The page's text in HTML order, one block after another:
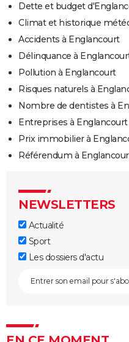
Dette et budget
Climat et historique
Accidents à Englancourt
Délinquance à
Pollution à Englancourt
Risques naturels à
Nombre de dentistes à
Entreprises à Englancourt
Prix immobilier à
Référendum à
NEWSLETTERS
Actualité
Sport
Les dossiers d'actu